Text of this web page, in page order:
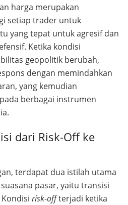
harga merupakan
setiap trader untuk
yang tepat untuk agresif dan
Ketika kondisi
geopolitik berubah,
dengan memindahkan
yang kemudian
berbagai instrumen
dari Risk-Off ke
terdapat dua istilah utama
pasar, yaitu transisi
Kondisi risk-offterjadi ketika